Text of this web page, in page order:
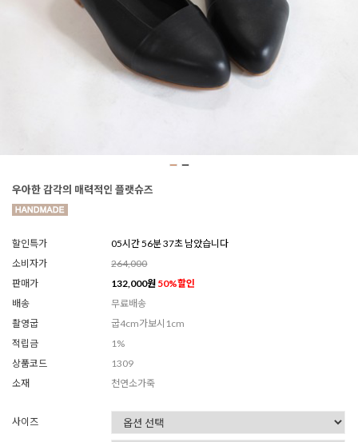
우아한 감각의 매력적인 플랫슈즈
할인특가
05시간 56분 35초 남았습니다
소비자가
264,000
판매가
132,000원 50%할인
배송
무료배송
촬영굽
굽4cm가보시1cm
적립금
1%
상품코드
1309
소재
천연소가죽
사이즈